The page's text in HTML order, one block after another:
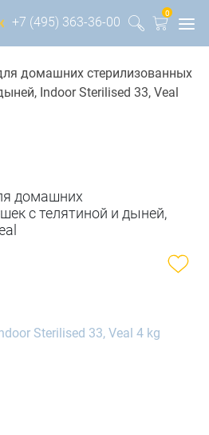
+7 (495) 363-36-00
0
домашних стерилизованных
Indoor Sterilised 33, Veal
домашних
с телятиной и дыней,